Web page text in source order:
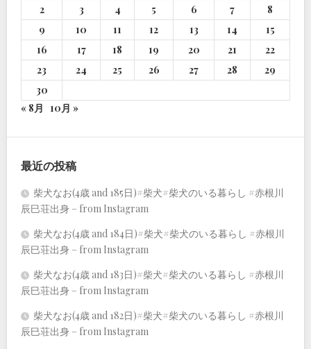
2
3 4 5 6 7
8
9
10 11 12 13 14
15
16
17 18 19 20 21
22
23
24 25 26 27 28
29
30
« 8月 10月 »
最近の投稿
柴犬なお(4歳 and 185日)#柴犬#柴犬のいる暮らし #赤根川
辰巳荘出身 – from Instagram
柴犬なお(4歳 and 184日)#柴犬#柴犬のいる暮らし #赤根川
辰巳荘出身 – from Instagram
柴犬なお(4歳 and 183日)#柴犬#柴犬のいる暮らし #赤根川
辰巳荘出身 – from Instagram
柴犬なお(4歳 and 182日)#柴犬#柴犬のいる暮らし #赤根川
辰巳荘出身 – from Instagram